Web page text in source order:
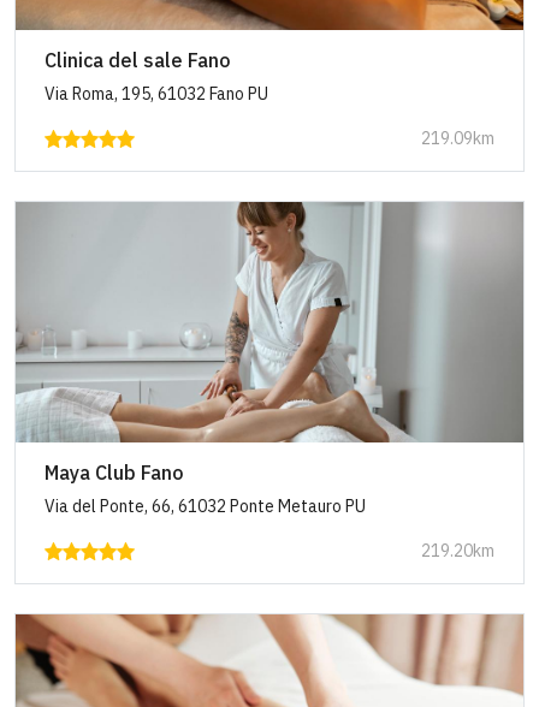
Clinica del sale Fano
Via Roma, 195, 61032 Fano PU
219.09km
Maya Club Fano
Via del Ponte, 66, 61032 Ponte Metauro PU
219.20km